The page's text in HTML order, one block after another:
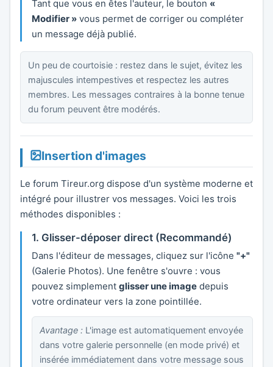
Tant que vous en êtes l'auteur, le bouton «
Modifier » vous permet de corriger ou compléter
un message déjà publié.
Un peu de courtoisie : restez dans le sujet, évitez les
majuscules intempestives et respectez les autres
membres. Les messages contraires à la bonne tenue
du forum peuvent être modérés.
Insertion d'images
Le forum Tireur.org dispose d'un système moderne et
intégré pour illustrer vos messages. Voici les trois
méthodes disponibles :
1. Glisser-déposer direct (Recommandé)
Dans l'éditeur de messages, cliquez sur l'icône "+"
(Galerie Photos). Une fenêtre s'ouvre : vous
pouvez simplement glisser une image depuis
votre ordinateur vers la zone pointillée.
Avantage : L'image est automatiquement envoyée
dans votre galerie personnelle (en mode privé) et
insérée immédiatement dans votre message sous